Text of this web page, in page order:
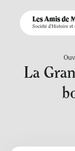
Les Amis de
Société d'Histoire et
La